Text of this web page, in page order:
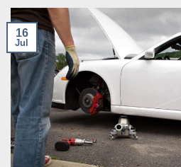
16
Jul